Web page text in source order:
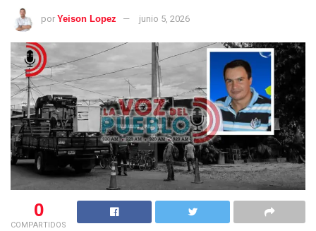
por Yeison Lopez junio 5, 2026
0
COMPARTIDOS